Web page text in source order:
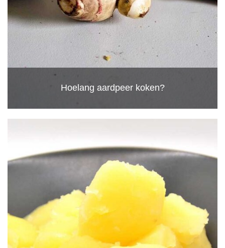
Hoelang aardpeer koken?